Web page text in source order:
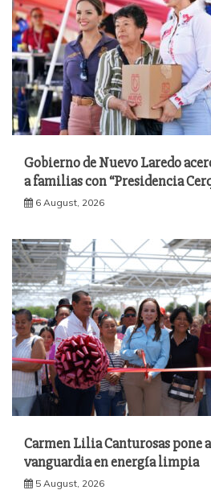
Gobierno de Nuevo Laredo
a familias con “Presidencia
6 August, 2026
Carmen Lilia Canturosas pone
vanguardia en energía limpia
5 August, 2026